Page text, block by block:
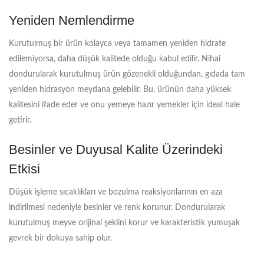
Yeniden Nemlendirme
Kurutulmuş bir ürün kolayca veya tamamen yeniden hidrate
edilemiyorsa, daha düşük kalitede olduğu kabul edilir. Nihai
dondurularak kurutulmuş ürün gözenekli olduğundan, gıdada tam
yeniden hidrasyon meydana gelebilir. Bu, ürünün daha yüksek
kalitesini ifade eder ve onu yemeye hazır yemekler için ideal hale
getirir.
Besinler ve Duyusal Kalite Üzerindeki
Etkisi
Düşük işleme sıcaklıkları ve bozulma reaksiyonlarının en aza
indirilmesi nedeniyle besinler ve renk korunur. Dondurularak
kurutulmuş meyve orijinal şeklini korur ve karakteristik yumuşak
gevrek bir dokuya sahip olur.